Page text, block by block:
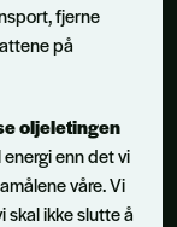
fjerne
på
oljeletingen
enn det vi
våre. Vi
skal ikke slutte å